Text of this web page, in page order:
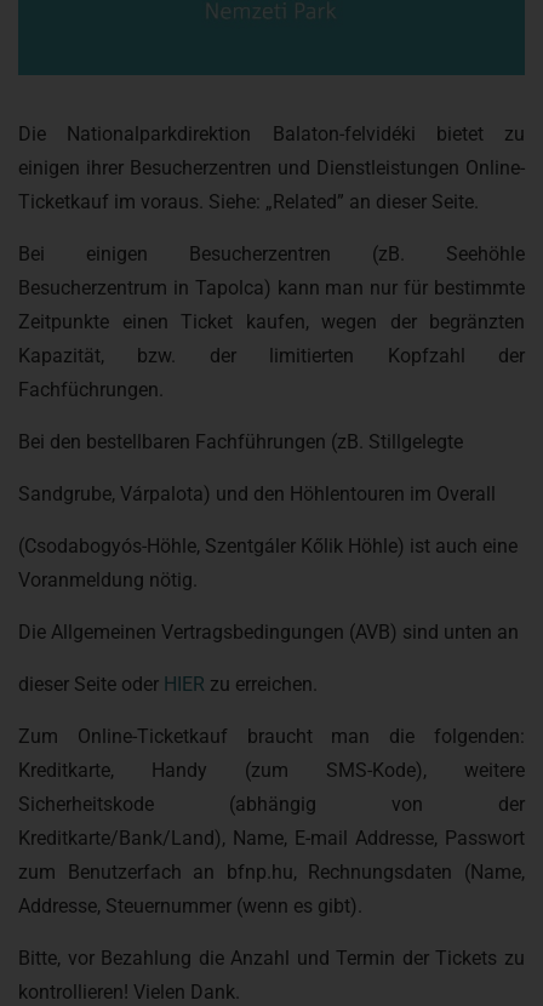
Die Nationalparkdirektion Balaton-felvidéki bietet zu
einigen ihrer Besucherzentren und Dienstleistungen Online-
Ticketkauf im voraus. Siehe: „Related” an dieser Seite.
Bei einigen Besucherzentren (zB. Seehöhle
Besucherzentrum in Tapolca) kann man nur für bestimmte
Zeitpunkte einen Ticket kaufen, wegen der begränzten
Kapazität, bzw. der limitierten Kopfzahl der
Fachfüchrungen.
Bei den bestellbaren Fachführungen (zB. Stillgelegte
Sandgrube, Várpalota) und den Höhlentouren im Overall
(Csodabogyós-Höhle, Szentgáler Kőlik Höhle) ist auch eine
Voranmeldung nötig.
Die Allgemeinen Vertragsbedingungen (AVB) sind unten an
dieser Seite oder HIER zu erreichen.
Zum Online-Ticketkauf braucht man die folgenden:
Kreditkarte, Handy (zum SMS-Kode), weitere
Sicherheitskode (abhängig von der
Kreditkarte/Bank/Land), Name, E-mail Addresse, Passwort
zum Benutzerfach an bfnp.hu, Rechnungsdaten (Name,
Addresse, Steuernummer (wenn es gibt).
Bitte, vor Bezahlung die Anzahl und Termin der Tickets zu
kontrollieren! Vielen Dank.